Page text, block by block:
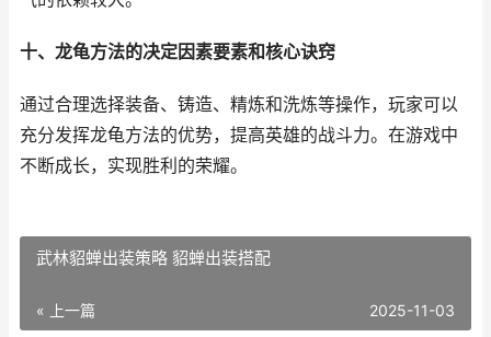
十、龙龟方法的决定因素要素和核心诀窍
通过合理选择装备、铸造、精炼和洗炼等操作，玩家可以
充分发挥龙龟方法的优势，提高英雄的战斗力。在游戏中
不断成长，实现胜利的荣耀。
武林貂蝉出装策略 貂蝉出装搭配
« 上一篇 2025-11-03